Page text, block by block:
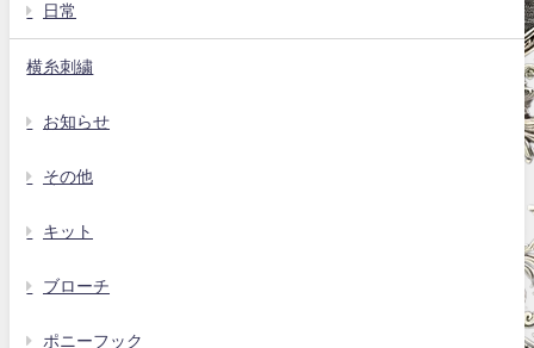
日常
横糸刺繍
お知らせ
その他
キット
ブローチ
ポニーフック